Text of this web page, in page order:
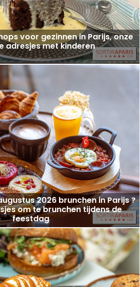
voor gezinnen in Parijs, onze
adresjes met kinderen
2026 brunchen in Parijs ?
om te brunchen tijdens de
feestdag